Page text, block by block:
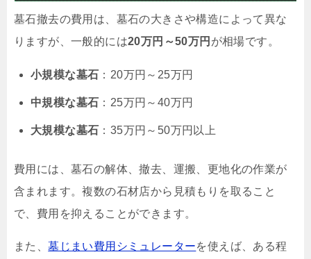
墓石撤去の費用は、墓石の大きさや構造によって異な
りますが、一般的には20万円～50万円 が相場です。
小規模な墓石 ：20万円～25万円
中規模な墓石 ：25万円～40万円
大規模な墓石 ：35万円～50万円以上
費用には、墓石の解体、撤去、運搬、更地化の作業が
含まれます。複数の石材店から見積もりを取ること
で、費用を抑えることができます。
また、墓じまい費用シミュレーターを使えば、ある程